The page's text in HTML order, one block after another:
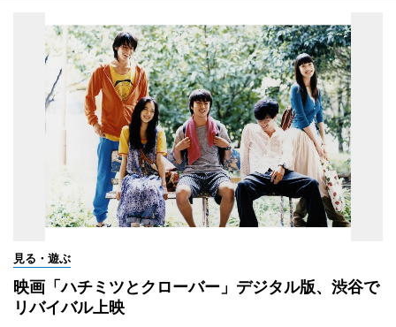
見る・遊ぶ
映画「ハチミツとクローバー」デジタル版、渋谷で
リバイバル上映